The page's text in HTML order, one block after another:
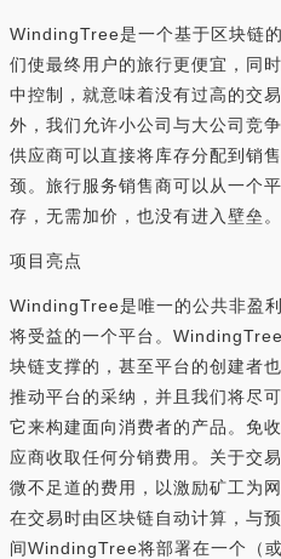
WindingTree是一个基于区块链
们使最终用户的旅行更便宜，同
中控制，就意味着没有过高的交
外，我们允许小公司与大公司竞
供应商可以直接将库存分配到销
颈。旅行服务销售商可以从一个
存，无需加价，也没有进入壁垒。
项目亮点
WindingTree是唯一的公共非盈
将受益的一个平台。
块链支撑的，甚至平台的创建者
推动平台的采纳，并且我们将尽
它来构建面向消费者的产品。免
应商收取任何分销费用。关于交
微不足道的费用，以激励矿工为
在交易时由区块链自动计算，与
间WindingTree将部署在一个（